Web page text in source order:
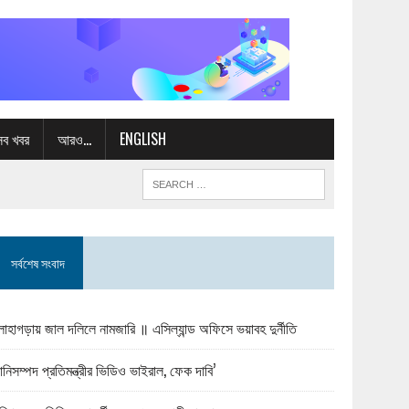
খবর আরও… ENGLISH
সর্বশেষ সংবাদ
জাল দলিলে নামজারি ॥ এসিল্যান্ড অফিসে ভয়াবহ দুর্নীতি
প্রতিমন্ত্রীর ভিডিও ভাইরাল, ফেক দাবি’